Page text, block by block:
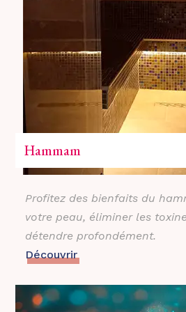
Hammam
Profitez des bienfaits du
votre peau, éliminer les
détendre profondément.
Découvrir